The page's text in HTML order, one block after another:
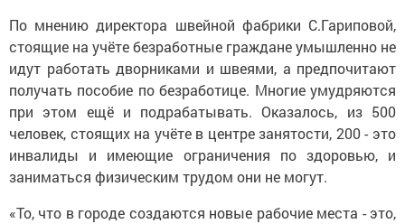
По мнению директора швейной фабрики С.Гариповой,
стоящие на учёте безработные граждане умышленно не
идут работать дворниками и швеями, а предпочитают
получать пособие по безработице. Многие умудряются
при этом ещё и подрабатывать. Оказалось, из 500
человек, стоящих на учёте в центре занятости, 200 - это
инвалиды и имеющие ограничения по здоровью, и
заниматься физическим трудом они не могут.
«То, что в городе создаются новые рабочие места - это,